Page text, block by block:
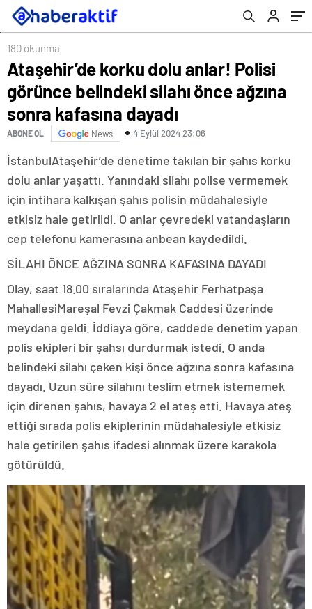
dayadı
180 okunma
Ataşehir’de korku dolu anlar! Polisi
görünce belindeki silahı önce ağzına
sonra kafasına dayadı
ABONE OL News 4 Eylül 2024 23:06
İstanbulAtaşehir’de denetime takılan bir şahıs korku
dolu anlar yaşattı. Yanındaki silahı polise vermemek
için intihara kalkışan şahıs polisin müdahalesiyle
etkisiz hale getirildi. O anlar çevredeki vatandaşların
cep telefonu kamerasına anbean kaydedildi.
SİLAHI ÖNCE AĞZINA SONRA KAFASINA DAYADI
Olay, saat 18.00 sıralarında Ataşehir Ferhatpaşa
MahallesiMareşal Fevzi Çakmak Caddesi üzerinde
meydana geldi. İddiaya göre, caddede denetim yapan
polis ekipleri bir şahsı durdurmak istedi. O anda
belindeki silahı çeken kişi önce ağzına sonra kafasına
dayadı. Uzun süre silahını teslim etmek istememek
için direnen şahıs, havaya 2 el ateş etti. Havaya ateş
ettiği sırada polis ekiplerinin müdahalesiyle etkisiz
hale getirilen şahıs ifadesi alınmak üzere karakola
götürüldü.